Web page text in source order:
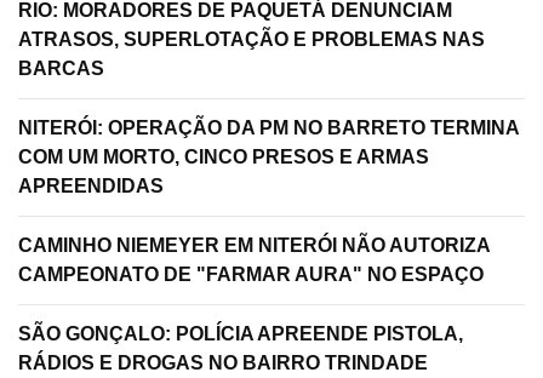
RIO: MORADORES DE PAQUETÁ DENUNCIAM
ATRASOS, SUPERLOTAÇÃO E PROBLEMAS NAS
BARCAS
NITERÓI: OPERAÇÃO DA PM NO BARRETO TERMINA
COM UM MORTO, CINCO PRESOS E ARMAS
APREENDIDAS
CAMINHO NIEMEYER EM NITERÓI NÃO AUTORIZA
CAMPEONATO DE "FARMAR AURA" NO ESPAÇO
SÃO GONÇALO: POLÍCIA APREENDE PISTOLA,
RÁDIOS E DROGAS NO BAIRRO TRINDADE